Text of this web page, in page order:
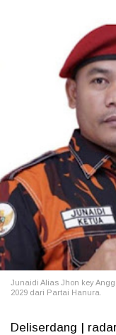
Junaidi Alias Jhon key
2029 dari Partai Hanura.
Deliserdang |